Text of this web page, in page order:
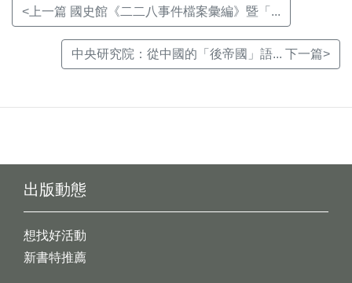
<上一篇 國史館《二二八事件檔案彙編》暨「...
中央研究院：從中國的「後帝國」語... 下一篇>
出版動態
想找好活動
新書特推薦